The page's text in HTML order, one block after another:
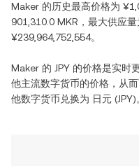
Maker 的历史最高价格为
901,310.0 MKR ，最大供应量
¥239,964,752,554。
Maker 的 JPY 的价格是实时
他主流数字货币的价格，从
他数字货币兑换为 日元 (JPY)